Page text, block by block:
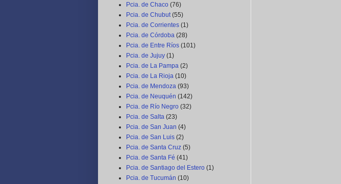
Pcia. de Chaco (76)
Pcia. de Chubut (55)
Pcia. de Corrientes (1)
Pcia. de Córdoba (28)
Pcia. de Entre Ríos (101)
Pcia. de Jujuy (1)
Pcia. de La Pampa (2)
Pcia. de La Rioja (10)
Pcia. de Mendoza (93)
Pcia. de Neuquén (142)
Pcia. de Río Negro (32)
Pcia. de Salta (23)
Pcia. de San Juan (4)
Pcia. de San Luis (2)
Pcia. de Santa Cruz (5)
Pcia. de Santa Fé (41)
Pcia. de Santiago del Estero (1)
Pcia. de Tucumán (10)